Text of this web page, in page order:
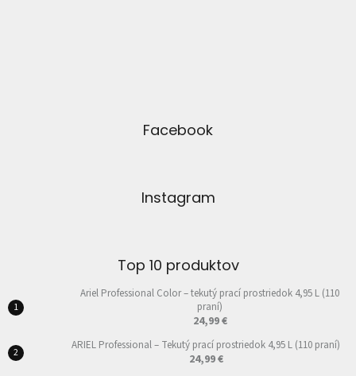
Facebook
Instagram
Top 10 produktov
Ariel Professional Color – tekutý prací prostriedok 4,95 L (110
praní)
24,99 €
ARIEL Professional – Tekutý prací prostriedok 4,95 L (110 praní)
24,99 €